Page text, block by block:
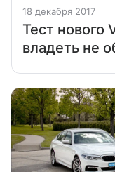
18 декабря 2017
Тест нового
владеть не